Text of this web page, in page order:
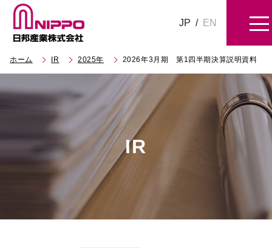
JP / EN
ホーム IR 2025年 2026年3月期 第1四半期決算説明資料
IR